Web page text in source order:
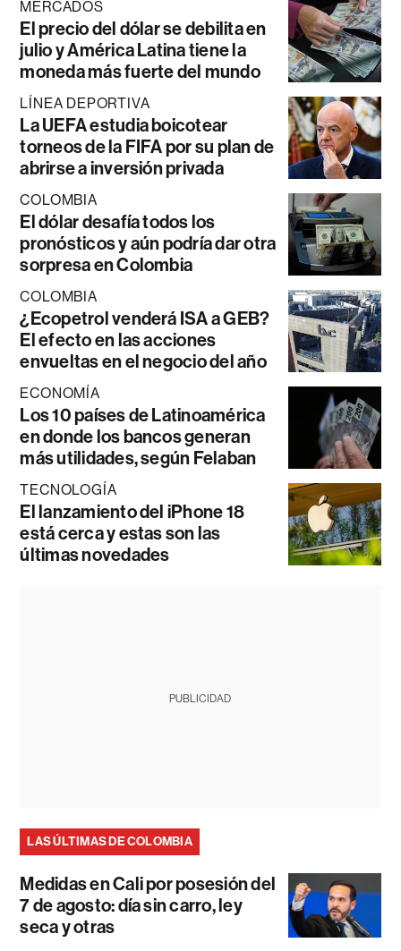
MERCADOS
El precio del dólar se debilita en
julio y América Latina tiene la
moneda más fuerte del mundo
LÍNEA DEPORTIVA
La UEFA estudia boicotear
torneos de la FIFA por su plan de
abrirse a inversión privada
COLOMBIA
El dólar desafía todos los
pronósticos y aún podría dar otra
sorpresa en Colombia
COLOMBIA
¿Ecopetrol venderá ISA a GEB?
El efecto en las acciones
envueltas en el negocio del año
ECONOMÍA
Los 10 países de Latinoamérica
en donde los bancos generan
más utilidades, según Felaban
TECNOLOGÍA
El lanzamiento del iPhone 18
está cerca y estas son las
últimas novedades
PUBLICIDAD
LAS ÚLTIMAS DE COLOMBIA
Medidas en Cali por posesión del
7 de agosto: día sin carro, ley
seca y otras